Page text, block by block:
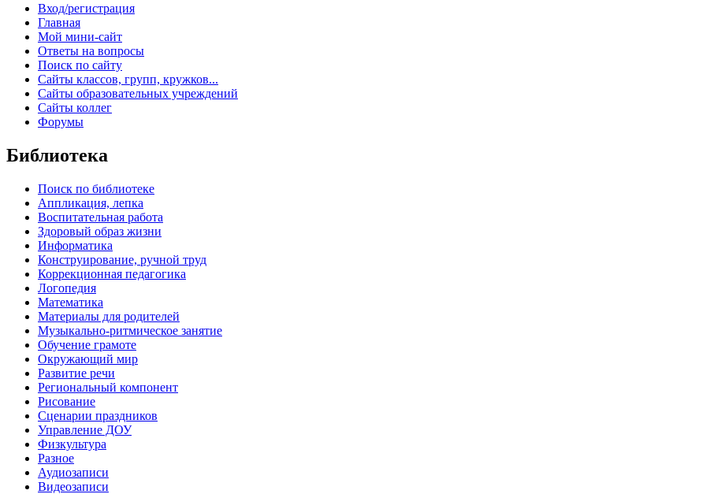
Вход/регистрация
Главная
Мой мини-сайт
Ответы на вопросы
Поиск по сайту
Сайты классов, групп, кружков...
Сайты образовательных учреждений
Сайты коллег
Форумы
Библиотека
Поиск по библиотеке
Аппликация, лепка
Воспитательная работа
Здоровый образ жизни
Информатика
Конструирование, ручной труд
Коррекционная педагогика
Логопедия
Математика
Материалы для родителей
Музыкально-ритмическое занятие
Обучение грамоте
Окружающий мир
Развитие речи
Региональный компонент
Рисование
Сценарии праздников
Управление ДОУ
Физкультура
Разное
Аудиозаписи
Видеозаписи